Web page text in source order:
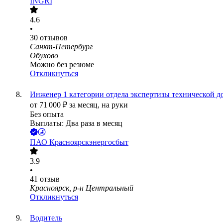
4.6
•
30 отзывов
Санкт-Петербург
Обухово
Можно без резюме
Откликнуться
Инженер 1 категории отдела экспертизы технической
от 71 000 ₽ за месяц, на руки
Без опыта
Выплаты: Два раза в месяц
ПАО Красноярскэнергосбыт
3.9
•
41 отзыв
Красноярск, р-н Центральный
Откликнуться
Водитель